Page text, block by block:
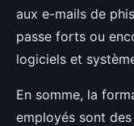
aux e-mails de
passe forts ou
logiciels et
En somme, la
employés sont